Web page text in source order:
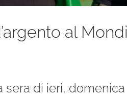
al
sera di ieri,